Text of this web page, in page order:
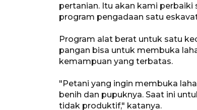
pertanian. Itu akan kami perbaiki
program pengadaan satu
Program alat berat untuk satu
pangan bisa untuk membuka
kemampuan yang terbatas.
"Petani yang ingin membuka
benih dan pupuknya. Saat ini
tidak produktif," katanya.